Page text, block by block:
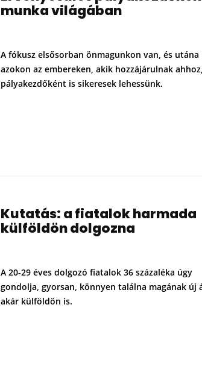
munka világában
A fókusz elsősorban önmagunkon van, és utána
azokon az embereken, akik hozzájárulnak
pályakezdőként is sikeresek lehessünk.
Kutatás: a fiatalok harmada
külföldön dolgozna
A 20-29 éves dolgozó fiatalok 36 százaléka úgy
gondolja, gyorsan, könnyen találna magának új
akár külföldön is.